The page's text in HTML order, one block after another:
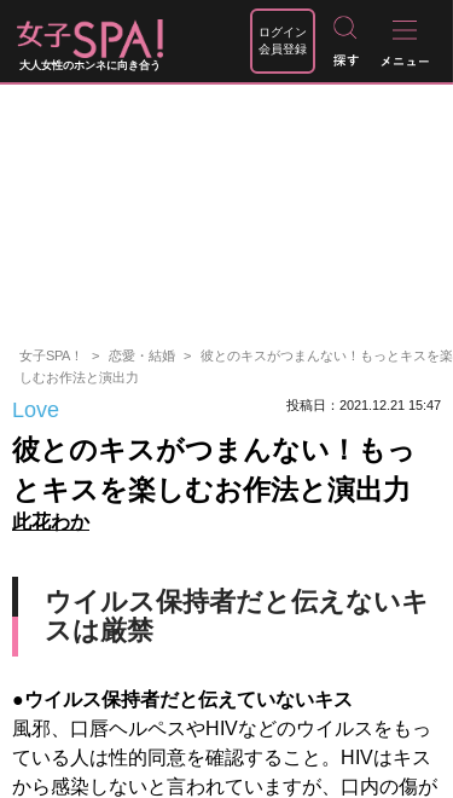
大人女性のホンネに向き合う
ログイン
会員登録
女子SPA！ 恋愛・結婚
彼とのキスがつまんない！もっとキスを楽
しむお作法と演出力
Love 投稿日：2021.12.21 15:47
彼とのキスがつまんない！もっ
とキスを楽しむお作法と演出力
此花わか
ウイルス保持者だと伝えないキ
スは厳禁
●ウイルス保持者だと伝えていないキス
風邪、口唇ヘルペスやHIVなどのウイルスをもっ
ている人は性的同意を確認すること。HIVはキス
から感染しないと言われていますが、口内の傷が